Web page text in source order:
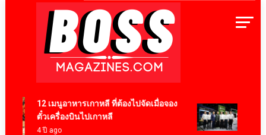
BossMagazinesThailand
12 เมนูอาหารเกาหลี ที่ต้องไปจัดเมื่อจอง
ตั๋วเครื่องบินไปเกาหลี
4 ปี ago
HYXI ผ
ประกา